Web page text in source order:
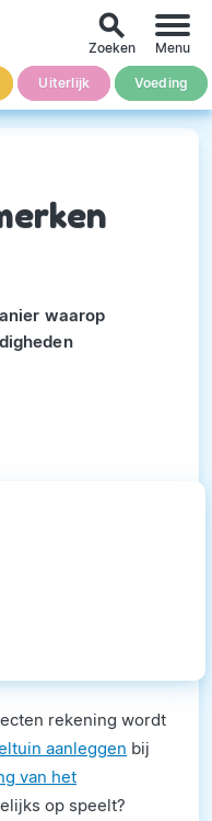
Uiterlijk Voeding
search
Zoeken Menu
waarop
rekening wordt
aanleggen bij
van het
op speelt?